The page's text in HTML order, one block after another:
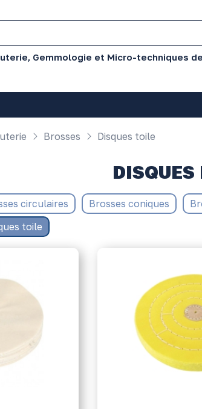
Gemmologie et Micro-techniques
Brosses Disques toile
circulaires Brosses coniques
toile